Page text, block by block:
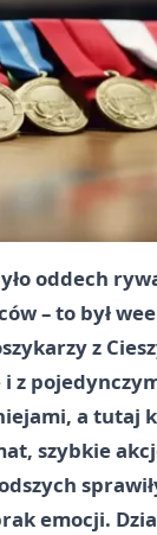
oddech
– to był
z
i z
a tutaj
szybkie
emocji.